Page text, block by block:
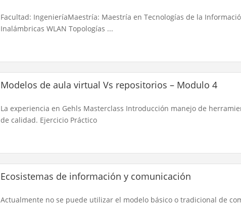
Facultad: IngenieríaMaestría: Maestría en Tecnologías de la
Inalámbricas WLAN Topologías ...
Modelos de aula virtual Vs repositorios – Modulo 4
La experiencia en Gehls Masterclass Introducción manejo de
de calidad. Ejercicio Práctico
Ecosistemas de información y comunicación
Actualmente no se puede utilizar el modelo básico o tradicional de